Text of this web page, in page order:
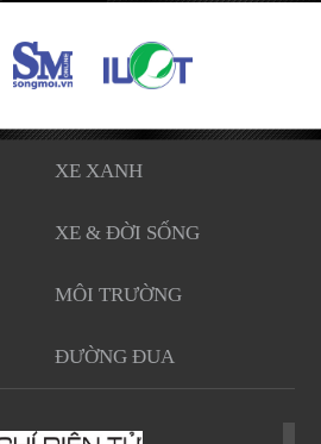
XE XANH
XE & ĐỜI SỐNG
MÔI TRƯỜNG
ĐƯỜNG ĐUA